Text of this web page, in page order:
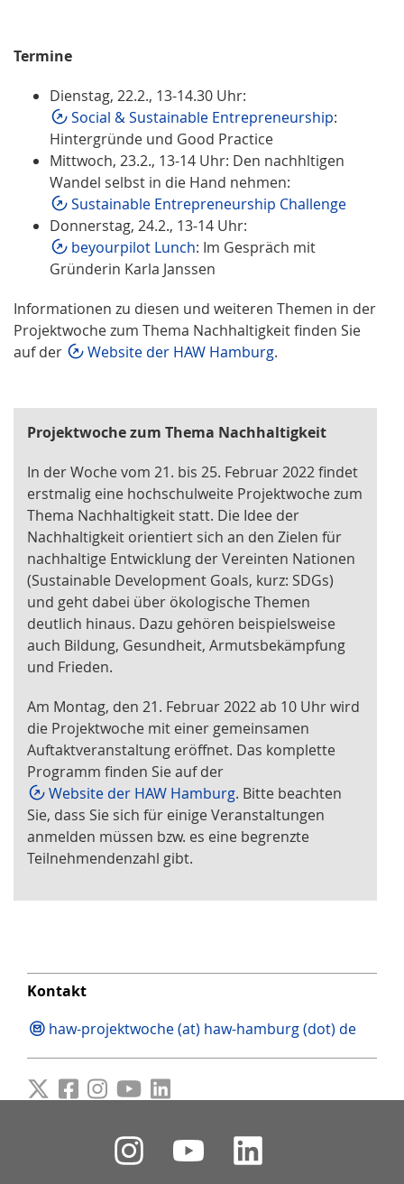
Termine
Dienstag, 22.2., 13-14.30 Uhr:
Social & Sustainable Entrepreneurship:
Hintergründe und Good Practice
Mittwoch, 23.2., 13-14 Uhr: Den nachhltigen
Wandel selbst in die Hand nehmen:
Sustainable Entrepreneurship Challenge
Donnerstag, 24.2., 13-14 Uhr:
beyourpilot Lunch: Im Gespräch mit
Gründerin Karla Janssen
Informationen zu diesen und weiteren Themen in der
Projektwoche zum Thema Nachhaltigkeit finden Sie
auf der
Website der HAW Hamburg.
Projektwoche zum Thema Nachhaltigkeit
In der Woche vom 21. bis 25. Februar 2022 findet
erstmalig eine hochschulweite Projektwoche zum
Thema Nachhaltigkeit statt. Die Idee der
Nachhaltigkeit orientiert sich an den Zielen für
nachhaltige Entwicklung der Vereinten Nationen
(Sustainable Development Goals, kurz: SDGs)
und geht dabei über ökologische Themen
deutlich hinaus. Dazu gehören beispielsweise
auch Bildung, Gesundheit, Armutsbekämpfung
und Frieden.
Am Montag, den 21. Februar 2022 ab 10 Uhr wird
die Projektwoche mit einer gemeinsamen
Auftaktveranstaltung eröffnet. Das komplette
Programm finden Sie auf der
Website der HAW Hamburg. Bitte beachten
Sie, dass Sie sich für einige Veranstaltungen
anmelden müssen bzw. es eine begrenzte
Teilnehmendenzahl gibt.
Kontakt
haw-projektwoche (at) haw-hamburg (dot) de